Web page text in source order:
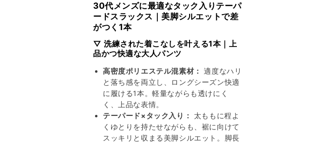
ボ
タ
ン
テ
ー
パ
ー
ド
ス
ラ
ッ
ク
ボ
タ
テ
ー
パ
ー
ド
ス
ラ
ッ
ク
30代メンズに最適なタック入りテーパ
ードスラックス｜美脚シルエットで差
がつく1本
▽ 洗練された着こなしを叶える1本｜上
品かつ快適な大人パンツ
高密度ポリエステル混素材：
適度なハリ
と落ち感を両立し、ロングシーズン快適
に履ける1本。軽量ながらも透けにく
く、上品な表情。
テーパード×タック入り：
太ももに程よ
くゆとりを持たせながらも、裾に向けて
スッキリと収まる美脚シルエット。脚長